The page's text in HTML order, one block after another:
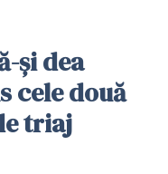
și dea
cele două
triaj